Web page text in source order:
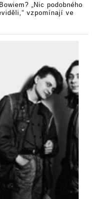
„Nic podobného
vzpomínají ve